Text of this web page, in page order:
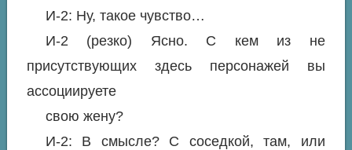
И-2: Ну, такое чувство…
И-2 (резко) Ясно. С кем из не
присутствующих здесь персонажей вы
ассоциируете
свою жену?
И-2: В смысле? С соседкой, там, или